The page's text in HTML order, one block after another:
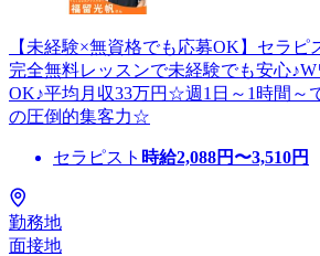
【未経験×無資格でも応募OK】セラピ
完全無料レッスンで未経験でも安心
OK♪平均月収33万円☆週1日～1時間～
の圧倒的集客力☆
セラピスト 時給2,088円〜3,510円
勤務地
面接地